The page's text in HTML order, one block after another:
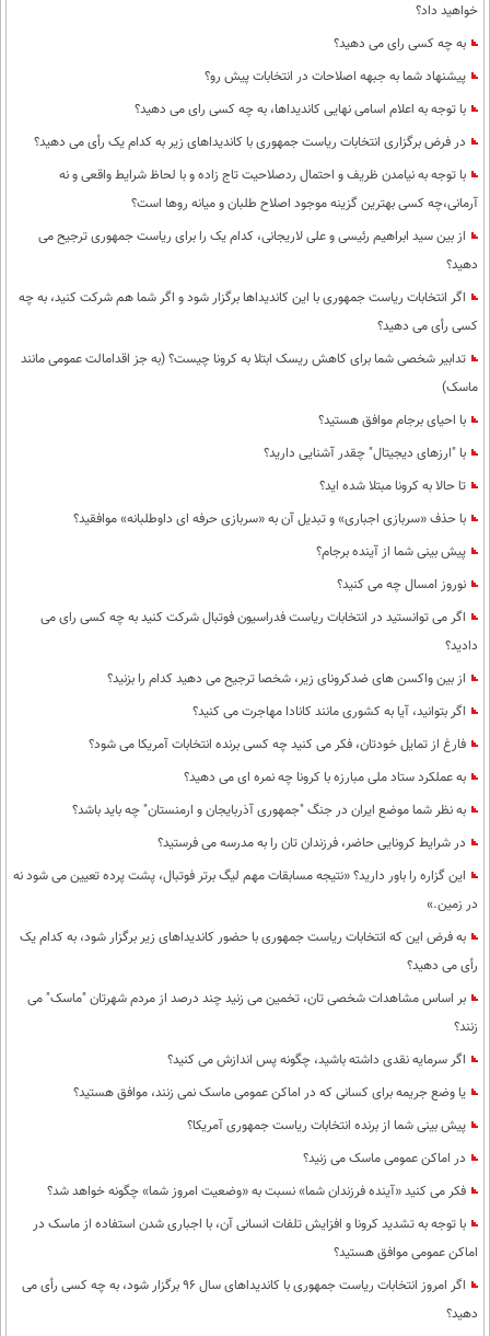
خواهید داد؟
به چه کسی رای می دهید؟
پیشنهاد شما به جبهه اصلاحات در انتخابات پیش رو؟
با توجه به اعلام اسامی نهایی کاندیداها، به چه کسی رای می دهید؟
در فرض برگزاری انتخابات ریاست جمهوری با کاندیداهای زیر به کدام یک رأی می دهید؟
با توجه به نیامدن ظریف و احتمال ردصلاحیت تاج زاده و با لحاظ شرایط واقعی و نه
آرمانی،چه کسی بهترین گزینه موجود اصلاح طلبان و میانه روها است؟
از بین سید ابراهیم رئیسی و علی لاریجانی، کدام یک را برای ریاست جمهوری ترجیح می
دهید؟
اگر انتخابات ریاست جمهوری با این کاندیداها برگزار شود و اگر شما هم شرکت کنید، به چه
کسی رأی می دهید؟
تدابیر شخصی شما برای کاهش ریسک ابتلا به کرونا چیست؟ (به جز اقدامالت عمومی مانند
ماسک)
با احیای برجام موافق هستید؟
با "ارزهای دیجیتال" چقدر آشنایی دارید؟
تا حالا به کرونا مبتلا شده اید؟
با حذف «سربازی اجباری» و تبدیل آن به «سربازی حرفه ای داوطلبانه» موافقید؟
پیش بینی شما از آینده برجام؟
نوروز امسال چه می کنید؟
اگر می توانستید در انتخابات ریاست فدراسیون فوتبال شرکت کنید به چه کسی رای می
دادید؟
از بین واکسن های ضدکرونای زیر، شخصا ترجیح می دهید کدام را بزنید؟
اگر بتوانید، آیا به کشوری مانند کانادا مهاجرت می کنید؟
فارغ از تمایل خودتان، فکر می کنید چه کسی برنده انتخابات آمریکا می شود؟
به عملکرد ستاد ملی مبارزه با کرونا چه نمره ای می دهید؟
به نظر شما موضع ایران در جنگ "جمهوری آذربایجان و ارمنستان" چه باید باشد؟
در شرایط کرونایی حاضر، فرزندان تان را به مدرسه می فرستید؟
این گزاره را باور دارید؟ «نتیجه مسابقات مهم لیگ برتر فوتبال، پشت پرده تعیین می شود نه
در زمین.»
به فرض این که انتخابات ریاست جمهوری با حضور کاندیداهای زیر برگزار شود، به کدام یک
رأی می دهید؟
بر اساس مشاهدات شخصی تان، تخمین می زنید چند درصد از مردم شهرتان "ماسک" می
زنند؟
اگر سرمایه نقدی داشته باشید، چگونه پس اندازش می کنید؟
یا وضع جریمه برای کسانی که در اماکن عمومی ماسک نمی زنند، موافق هستید؟
پیش بینی شما از برنده انتخابات ریاست جمهوری آمریکا؟
در اماکن عمومی ماسک می زنید؟
فکر می کنید «آینده فرزندان شما» نسبت به «وضعیت امروز شما» چگونه خواهد شد؟
با توجه به تشدید کرونا و افزایش تلفات انسانی آن، با اجباری شدن استفاده از ماسک در
اماکن عمومی موافق هستید؟
اگر امروز انتخابات ریاست جمهوری با کاندیداهای سال 96 برگزار شود، به چه کسی رأی می
دهید؟